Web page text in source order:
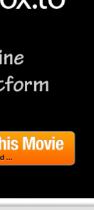
Christopher Norris